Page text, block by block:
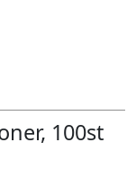
100st